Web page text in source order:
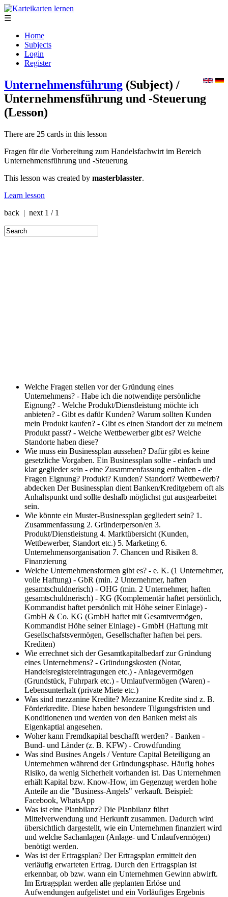
☰
Home
Subjects
Login
Register
Unternehmensführung (Subject) /
Unternehmensführung und -Steuerung
(Lesson)
There are 25 cards in this lesson
Fragen für die Vorbereitung zum Handelsfachwirt im Bereich
Unternehmensführung und -Steuerung
This lesson was created by masterblasster.
Learn lesson
back | next 1 / 1
Welche Fragen stellen vor der Gründung eines
Unternehmens? - Habe ich die notwendige persönliche
Eignung? - Welche Produkt/Dienstleistung möchte ich
anbieten? - Gibt es dafür Kunden? Warum sollten Kunden
mein Produkt kaufen? - Gibt es einen Standort der zu meinem
Produkt passt? - Welche Wettbewerber gibt es? Welche
Standorte haben diese?
Wie muss ein Businessplan aussehen? Dafür gibt es keine
gesetzliche Vorgaben. Ein Businessplan sollte - einfach und
klar geglieder sein - eine Zusammenfassung enthalten - die
Fragen Eignung? Produkt? Kunden? Standort? Wettbewerb?
abdecken Der Businessplan dient Banken/Kreditgebern oft als
Anhaltspunkt und sollte deshalb möglichst gut ausgearbeitet
sein.
Wie könnte ein Muster-Businessplan gegliedert sein? 1.
Zusammenfassung 2. Gründerperson/en 3.
Produkt/Dienstleistung 4. Marktübersicht (Kunden,
Wettbewerber, Standort etc.) 5. Marketing 6.
Unternehmensorganisation 7. Chancen und Risiken 8.
Finanzierung
Welche Unternehmensformen gibt es? - e. K. (1 Unternehmer,
volle Haftung) - GbR (min. 2 Unternehmer, haften
gesamtschuldnerisch) - OHG (min. 2 Unternehmer, haften
gesamtschuldnerisch) - KG (Komplementär haftet persönlich,
Kommandist haftet persönlich mit Höhe seiner Einlage) -
GmbH & Co. KG (GmbH haftet mit Gesamtvermögen,
Kommandist Höhe seiner Einlage) - GmbH (Haftung mit
Gesellschafstsvermögen, Gesellschafter haften bei pers.
Krediten)
Wie errechnet sich der Gesamtkapitalbedarf zur Gründung
eines Unternehmens? - Gründungskosten (Notar,
Handelsregistereintragungen etc.) - Anlagevermögen
(Grundstück, Fuhrpark etc.) - Umlaufvermögen (Waren) -
Lebensunterhalt (private Miete etc.)
Was sind mezzanine Kredite? Mezzanine Kredite sind z. B.
Förderkredite. Diese haben besondere Tilgungsfristen und
Konditionenen und werden von den Banken meist als
Eigenkaptial angesehen.
Woher kann Fremdkapital beschafft werden? - Banken -
Bund- und Länder (z. B. KFW) - Crowdfunding
Was sind Busines Angels / Venture Capital Beteiligung an
Unternehmen während der Gründungsphase. Häufig hohes
Risiko, da wenig Sicherheit vorhanden ist. Das Unternehmen
erhält Kapital bzw. Know-How, im Gegenzug werden hohe
Anteile an die "Business-Angels" verkauft. Beispiel:
Facebook, WhatsApp
Was ist eine Planbilanz? Die Planbilanz führt
Mittelverwendung und Herkunft zusammen. Dadurch wird
übersichtlich dargestellt, wie ein Unternehmen finanziert wird
und welche Sachanlagen (Anlage- und Umlaufvermögen)
benötigt werden.
Was ist der Ertragsplan? Der Ertragsplan ermittelt den
verläufig erwarteten Ertrag. Durch den Ertragsplan ist
erkennbar, ob bzw. wann ein Unternehmen Gewinn abwirft.
Im Ertragsplan werden alle geplanten Erlöse und
Aufwendungen aufgelistet und ein Vorläufiges Ergebnis